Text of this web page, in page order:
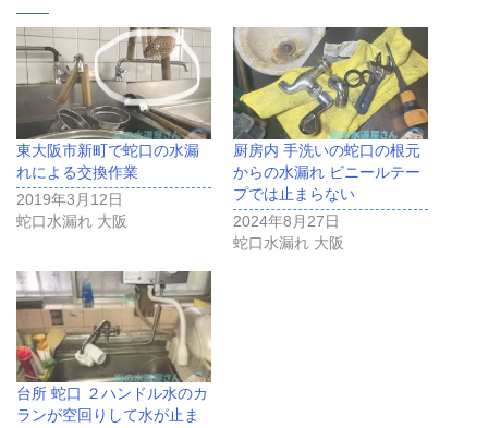
東大阪市新町で蛇口の水漏
れによる交換作業
2019年3月12日
蛇口水漏れ 大阪
厨房内 手洗いの蛇口の根元
からの水漏れ ビニールテー
プでは止まらない
2024年8月27日
蛇口水漏れ 大阪
台所 蛇口 ２ハンドル水のカ
ランが空回りして水が止ま